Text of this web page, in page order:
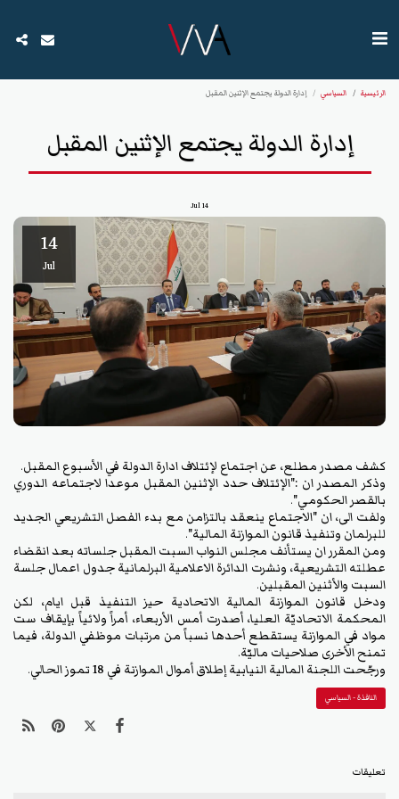
الرئيسية السياسي إدارة الدولة يجتمع الإثنين المقبل
إدارة الدولة يجتمع الإثنين المقبل
14
Jul
14
Jul
كشف مصدر مطلع، عن اجتماع لإئتلاف ادارة الدولة في الأسبوع المقبل.
وذكر المصدر ان :"الإئتلاف حدد الإثنين المقبل موعدا لاجتماعه الدوري
بالقصر الحكومي".
ولفت الى، ان "الاجتماع ينعقد بالتزامن مع بدء الفصل التشريعي الجديد
للبرلمان وتنفيذ قانون الموازنة المالية".
ومن المقرر ان يستأنف مجلس النواب السبت المقبل جلساته بعد انقضاء
عطلته التشريعية، ونشرت الدائرة الاعلامية البرلمانية جدول اعمال جلسة
السبت والأثنين المقبلين.
ودخل قانون الموازنة المالية الاتحادية حيز التنفيذ قبل ايام، لكن
المحكمة الاتحاديَّة العليا، أصدرت أمس الأربعاء، أمراً ولائياً بإيقاف ست
مواد في الموازنة يستقطع أحدها نسباً من مرتبات موظفي الدولة، فيما
تمنح الأخرى صلاحيات ماليَّة.
ورجّحت اللجنة المالية النيابية إطلاق أموال الموازنة في 18 تموز الحالي.
النافذة - السياسي
تعليقات